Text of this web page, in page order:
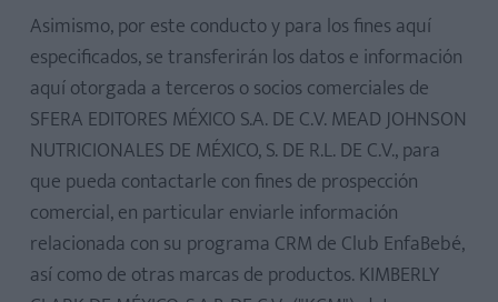
Asimismo, por este conducto y para los fines aquí
especificados, se transferirán los datos e información
aquí otorgada a terceros o socios comerciales de
SFERA EDITORES MÉXICO S.A. DE C.V. MEAD JOHNSON
NUTRICIONALES DE MÉXICO, S. DE R.L. DE C.V., para
que pueda contactarle con fines de prospección
comercial, en particular enviarle información
relacionada con su programa CRM de Club EnfaBebé,
así como de otras marcas de productos. KIMBERLY